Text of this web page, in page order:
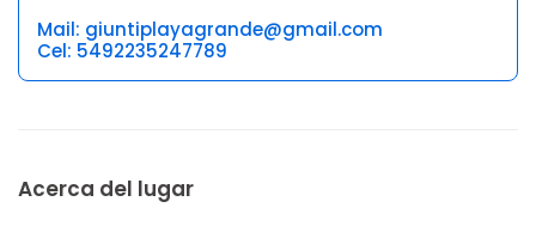
Mail: giuntiplayagrande@gmail.com
Cel: 5492235247789
Acerca del lugar